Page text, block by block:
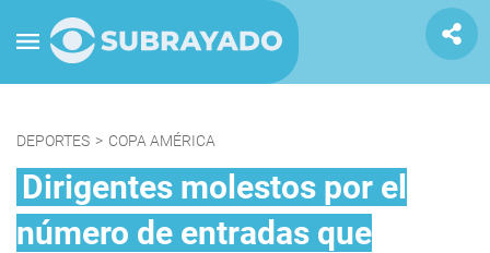
DEPORTES > COPA AMÉRICA
Dirigentes molestos por el
número de entradas que